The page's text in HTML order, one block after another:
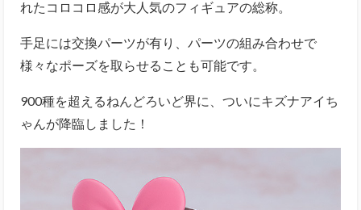
れたコロコロ感が大人気のフィギュアの総称。
手足には交換パーツが有り、パーツの組み合わせで
様々なポーズを取らせることも可能です。
900種を超えるねんどろいど界に、ついにキズナアイち
ゃんが降臨しました！